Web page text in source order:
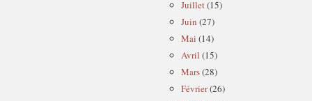
Juillet(15)
Juin (27)
Mai (14)
Avril (15)
Mars(28)
Février(26)